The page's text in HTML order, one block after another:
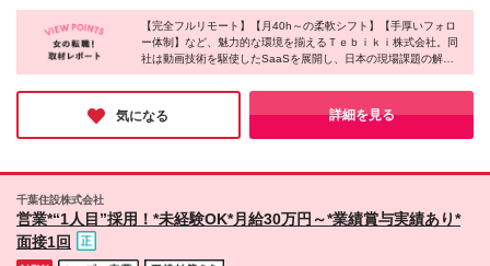
（時間単価3,200円）：384,000円／月
で各地にメンバーがいます◎ ┗海外在住の方は、日
本時間の9:00～18:00の間に稼働いただければOKで
す！ ★転勤なし ≪本社≫ 東京都新宿区西新宿7丁目
5-25 西新宿プライムスクエア8F （フルリモートのた
め、通勤不要です。） (変更の範囲)上記を除く当社関
連勤務地
【完全フルリモート】【月40h～の柔軟シフト】【手厚いフォロ
ー体制】など、魅力的な環境を揃えるＴｅｂｉｋｉ株式会社。同
社は動画技術を駆使したSaaSを展開し、日本の現場課題の解決
に貢献する成長企業です。時間や場所の制約があっても、これま
で培ってきた「営業スキル」を存分に活かし、成果に応じてしっ
かりと稼げる環境が整っています。ぜひ今回を機に、新しい働き
方にチャレンジしてみてください♪
気になる 詳細を見る
千葉住設株式会社
営業*“1人目”採用！*未経験OK*月給30万円～*業績賞与実績あり*
面接1回